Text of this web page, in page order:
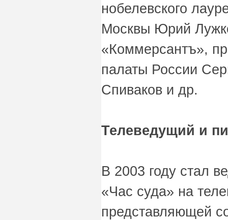
нобелевского
Москвы Юрий
«Коммерсантъ»,
палаты России
Спиваков и др.
Телеведущий и
В 2003 году стал
«Час суда» на
представляющей